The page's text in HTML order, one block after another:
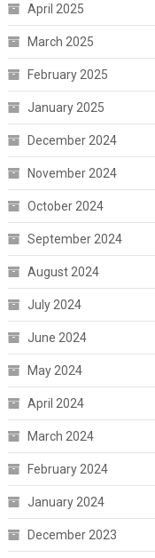
April 2025
March 2025
February 2025
January 2025
December 2024
November 2024
October 2024
September 2024
August 2024
July 2024
June 2024
May 2024
April 2024
March 2024
February 2024
January 2024
December 2023